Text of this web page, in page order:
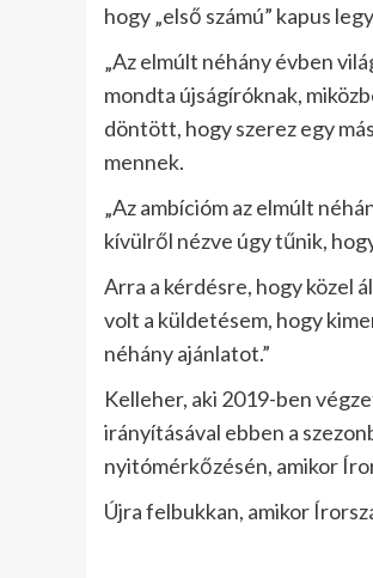
hogy „első számú” kapus
„Az elmúlt néhány évben
mondta újságíróknak,
döntött, hogy szerez egy
mennek.
„Az ambícióm az elmúlt
kívülről nézve úgy tűnik,
Arra a kérdésre, hogy közel
volt a küldetésem, hogy
néhány ajánlatot.”
Kelleher, aki 2019-ben
irányításával ebben a
nyitómérkőzésén, amikor
Újra felbukkan, amikor